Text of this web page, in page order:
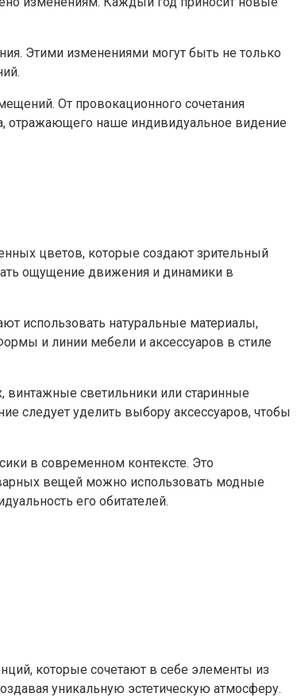
Этими изменениями могут быть не только
От провокационного сочетания
отражающего наше индивидуальное видение
цветов, которые создают зрительный
ощущение движения и динамики в
использовать натуральные материалы,
и линии мебели и аксессуаров в стиле
винтажные светильники или старинные
следует уделить выбору аксессуаров, чтобы
в современном контексте. Это
вещей можно использовать модные
его обитателей.
которые сочетают в себе элементы из
уникальную эстетическую атмосферу.